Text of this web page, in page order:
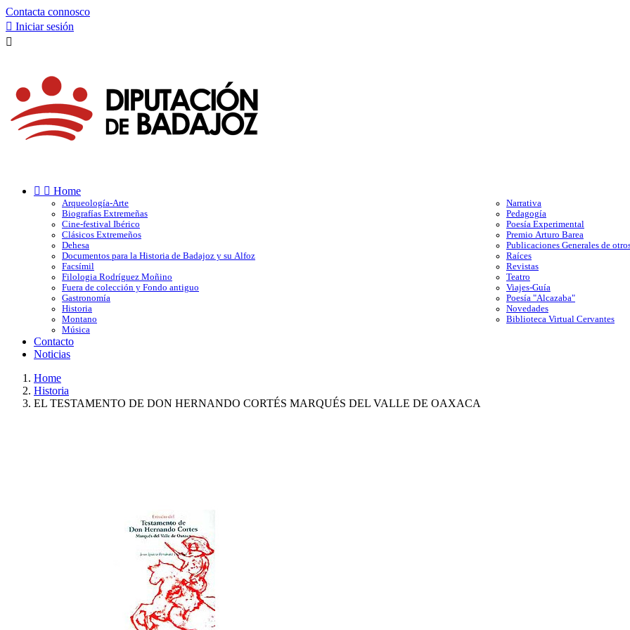
Contacta connosco
 Iniciar sesión

  Home
Arqueología-Arte
Biografías Extremeñas
Cine-festival Ibérico
Clásicos Extremeños
Dehesa
Documentos para la Historia de Badajoz y su Alfoz
Facsímil
Filologia Rodríguez Moñino
Fuera de colección y Fondo antiguo
Gastronomía
Historia
Montano
Música
Narrativa
Pedagogía
Poesía Experimental
Premio Arturo Barea
Publicaciones Generales de
Raíces
Revistas
Teatro
Viajes-Guía
Poesía "Alcazaba"
Novedades
Biblioteca Virtual Cervantes
Contacto
Noticias
Home
Historia
EL TESTAMENTO DE DON HERNANDO CORTÉS MARQUÉS DEL VALLE DE OAXACA